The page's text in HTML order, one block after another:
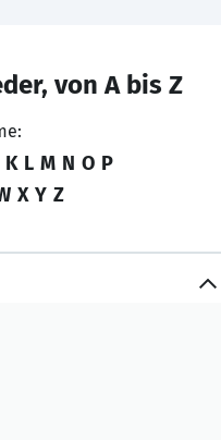
von A bis Z
K L M N O P
X Y Z